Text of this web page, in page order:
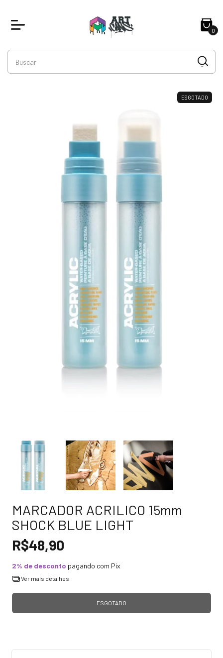
0
ESGOTADO
MARCADOR ACRILICO 15mm
SHOCK BLUE LIGHT
R$48,90
2% de desconto pagando com Pix
Ver mais detalhes